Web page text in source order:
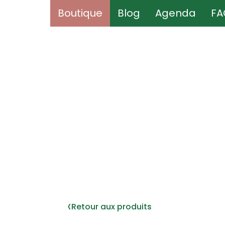
Boutique Blog Agenda
Boutique Blog Agenda
‹Retour aux produits